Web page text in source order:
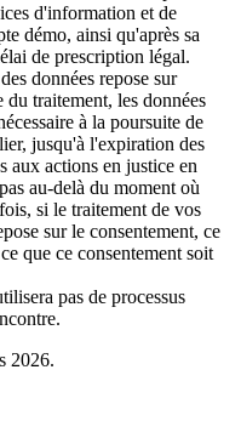
d'information et de
démo, ainsi qu'après sa
de prescription légal.
données repose sur
traitement, les données
à la poursuite de
jusqu'à l'expiration des
aux actions en justice en
au-delà du moment où
si le traitement de vos
sur le consentement, ce
que ce consentement soit
pas de processus
2026.